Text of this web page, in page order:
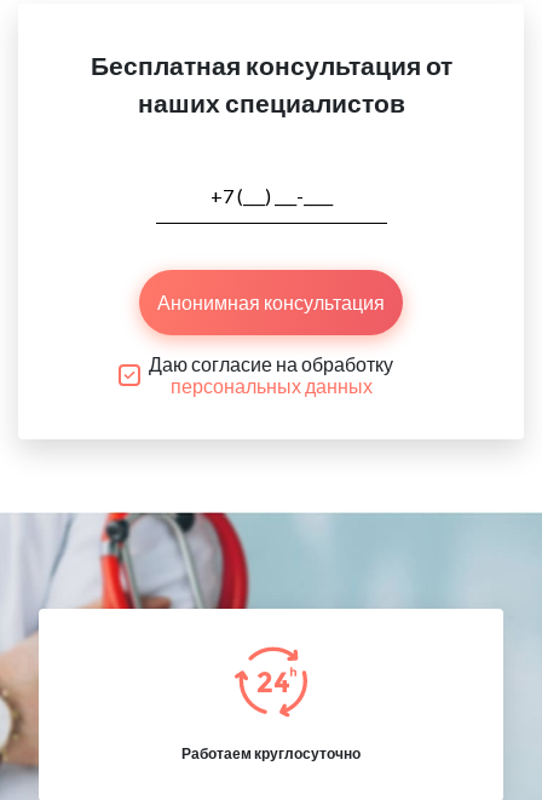
Бесплатная консультация от
наших специалистов
Анонимная консультация
Даю согласие на обработку
персональных данных
Работаем круглосуточно